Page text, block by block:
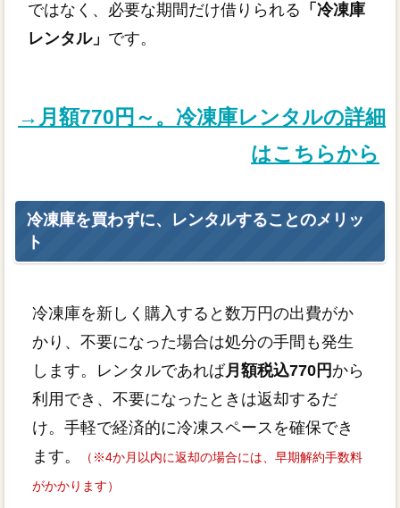
ではなく、必要な期間だけ借りられる 「冷凍庫
レンタル」 です。
→月額770円～。冷凍庫レンタルの詳細
はこちらから
冷凍庫を買わずに、レンタルすることのメリッ
ト
冷凍庫を新しく購入すると数万円の出費がか
かり、不要になった場合は処分の手間も発生
します。レンタルであれば月額税込770円から
利用でき、不要になったときは返却するだ
け。手軽で経済的に冷凍スペースを確保でき
ます。
（※4か月以内に返却の場合には、早期解約手数料
がかかります）